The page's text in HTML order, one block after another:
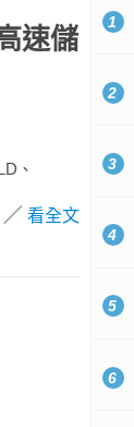
速儲
、
看全文
1
2
3
4
5
6